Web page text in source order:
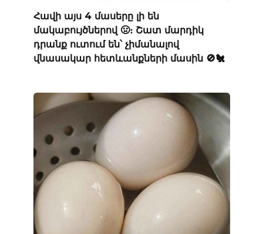
Հավի այս 4 մասերը լի են
մակաբույծներով 🤢։ Շատ մարդիկ
դրանք ուտում են՝ չիմանալով
վնասակար հետևանքների մասին 🚫🐔